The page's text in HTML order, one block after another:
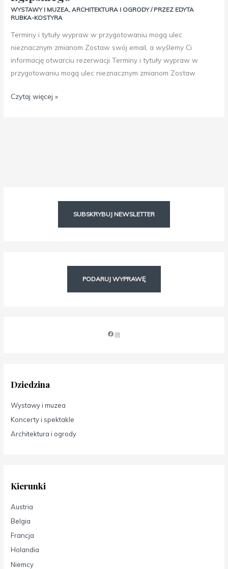
WYSTAWY I MUZEA,ARCHITEKTURA I OGRODY/ PRZEZ EDYTA
RUBKA-KOSTYRA
Terminy i tytuły wypraw w przygotowaniu mogą ulec
nieznacznym zmianom Zostaw swój email, a wyślemy Ci
informację otwarciu rezerwacji Terminy i tytuły wypraw w
przygotowaniu mogą ulec nieznacznym zmianom Zostaw
Czytaj więcej »
SUBSKRYBUJ NEWSLETTER
PODARUJ WYPRAWĘ
Dziedzina
Wystawy i muzea
Koncerty i spektakle
Architektura i ogrody
Kierunki
Austria
Belgia
Francja
Holandia
Niemcy